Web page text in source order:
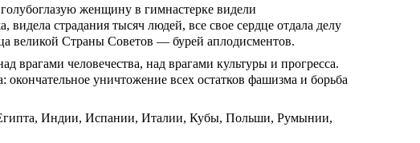
женщину в гимнастерке видели
страдания тысяч людей, все свое сердце отдала делу
великой Страны Советов — бурей аплодисментов.
человечества, над врагами культуры и прогресса.
уничтожение всех остатков фашизма и борьба
Индии, Испании, Италии, Кубы, Польши, Румынии,